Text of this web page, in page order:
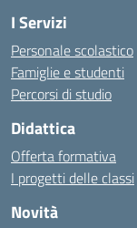
I Servizi
Personale scolastico
Famiglie e studenti
Percorsi di studio
Didattica
Offerta formativa
I progetti delle classi
Novità